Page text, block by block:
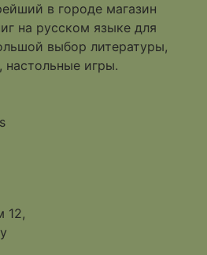
в городе магазин
на русском языке для
выбор литературы,
настольные игры.
12,